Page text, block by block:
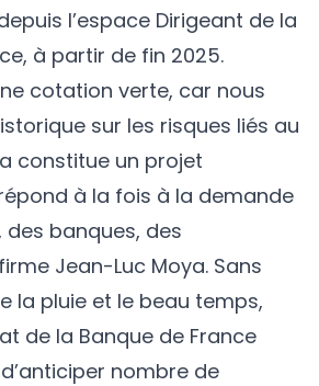
l’espace Dirigeant de la
à partir de fin 2025.
cotation verte, car nous
sur les risques liés au
constitue un projet
à la fois à la demande
banques, des
Jean-Luc Moya. Sans
la pluie et le beau temps,
de la Banque de France
nombre de